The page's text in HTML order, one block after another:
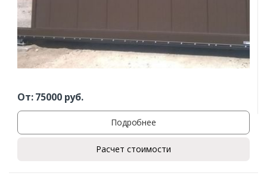
От:75000руб.
Подробнее
Расчет стоимости